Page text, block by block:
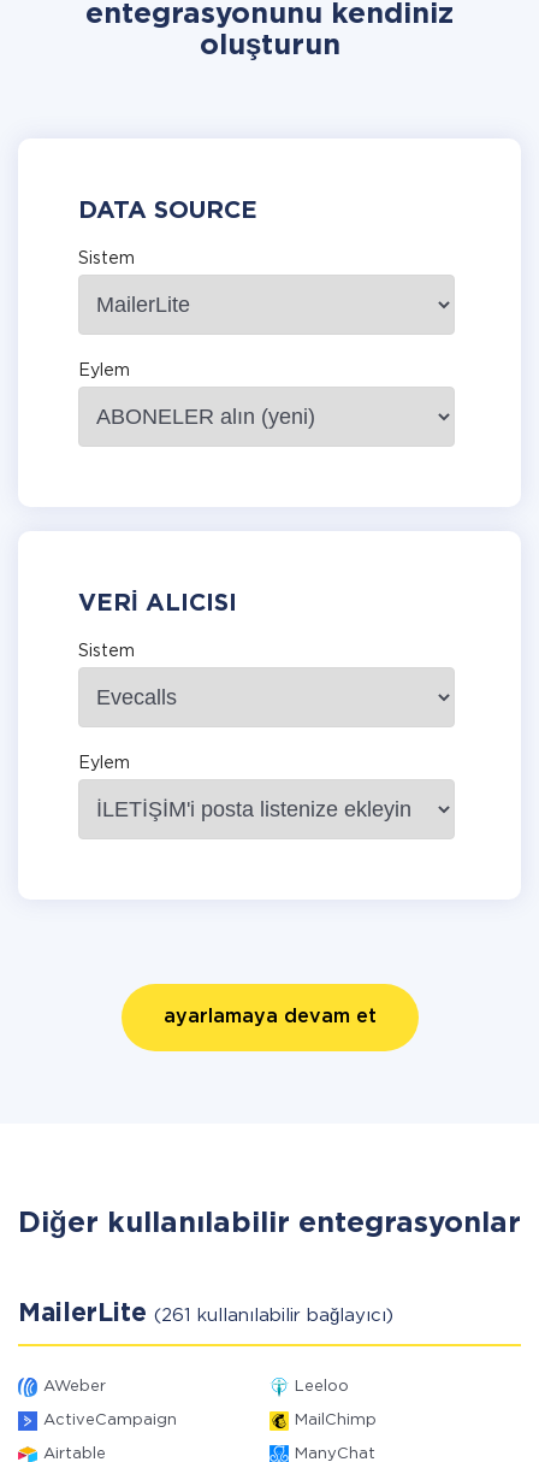
entegrasyonunu kendiniz
oluşturun
DATA SOURCE
Sistem
Eylem
VERI ALICISI
Sistem
Eylem
ayarlamaya devam et
Diğer kullanılabilir entegrasyonlar
MailerLite (261 kullanılabilir bağlayıcı)
AWeber Leeloo
ActiveCampaign MailChimp
Airtable ManyChat